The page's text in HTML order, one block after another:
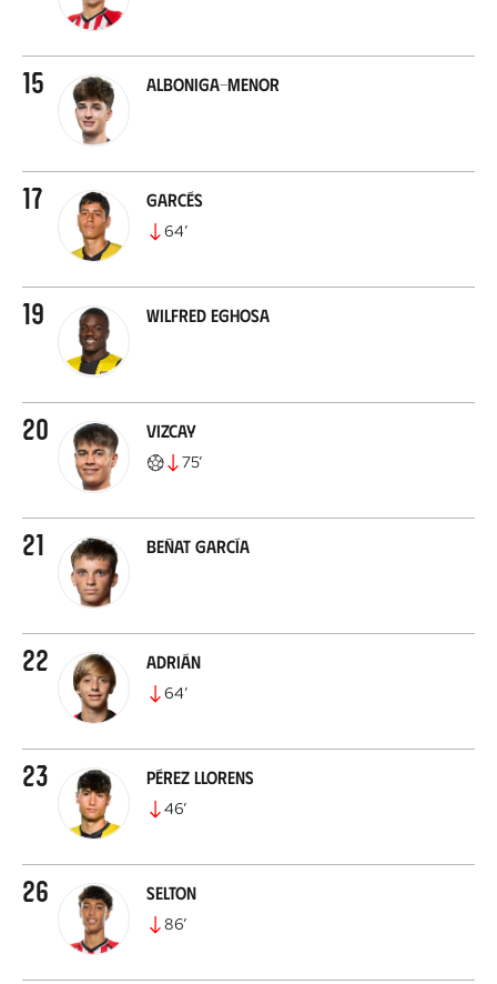
15 Alboniga-Menor
17 Garcés
64’
19 Wilfred Eghosa
20 Vizcay
75’
21 Beñat García
22 Adrián
64’
23 Pérez Llorens
46’
26 Selton
86’